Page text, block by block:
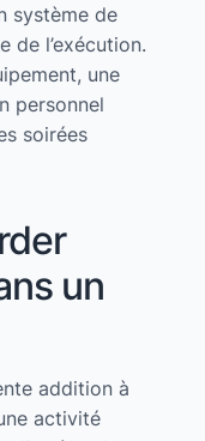
système de
de l’exécution.
une
personnel
soirées
un
addition à
activité